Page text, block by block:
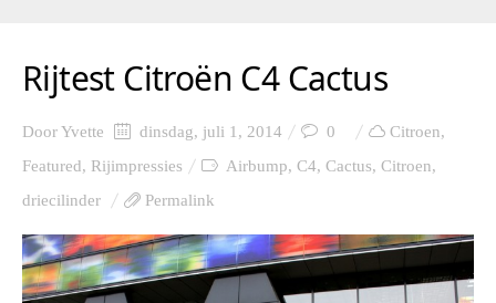
Rijtest Citroën C4 Cactus
DoorYvette dinsdag, juli 1, 2014 0 Citroen,
Featured, Rijimpressies Airbump, C4, Cactus, Citroen,
driecilinder
Permalink